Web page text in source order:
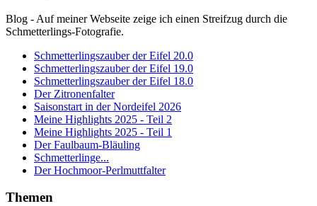
Blog - Auf meiner Webseite zeige ich einen Streifzug durch die
Schmetterlings-Fotografie.
Schmetterlingszauber der Eifel 20.0
Schmetterlingszauber der Eifel 19.0
Schmetterlingszauber der Eifel 18.0
Der Zitronenfalter
Saisonstart in der Nordeifel 2026
Meine Highlights 2025 - Teil 2
Meine Highlights 2025 - Teil 1
Der Faulbaum-Bläuling
Schmetterlinge...
Der Hochmoor-Perlmuttfalter
Themen